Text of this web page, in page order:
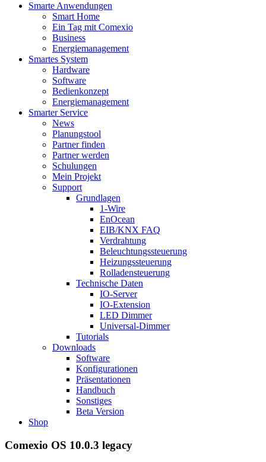
Smarte Anwendungen
Smart Home
Ein Tag mit Comexio
Business
Energiemanagement
Smartes System
Hardware
Software
Bedienkonzept
Energiemanagement
Smarter Service
News
Planungstool
Partner finden
Partner werden
Schulungen
Mein Projekt
Support
Grundlagen
1-Wire
EnOcean
EIB/KNX FAQ
Verdrahtung
Beleuchtungssteuerung
Heizungssteuerung
Rolladensteuerung
Technische Daten
IO-Server
IO-Extension
LED Dimmer
Universal-Dimmer
Tutorials
Downloads
Software
Konfigurationen
Präsentationen
Handbuch
Sonstiges
Beta Version
Shop
Comexio OS 10.0.3 legacy